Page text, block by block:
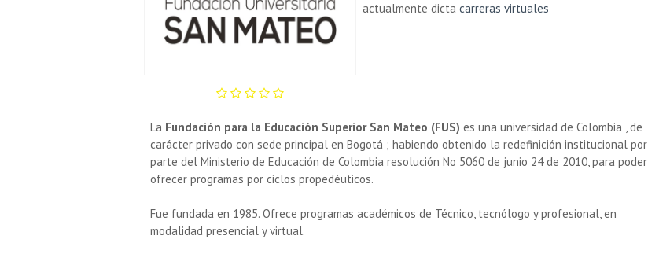
actualmente dicta carreras virtuales
La Fundación para la Educación Superior San Mateo (FUS) es una universidad de Colombia , de
carácter privado con sede principal en Bogotá ; habiendo obtenido la redefinición institucional por
parte del Ministerio de Educación de Colombia resolución No 5060 de junio 24 de 2010, para poder
ofrecer programas por ciclos propedéuticos.
Fue fundada en 1985. Ofrece programas académicos de Técnico, tecnólogo y profesional, en
modalidad presencial y virtual.